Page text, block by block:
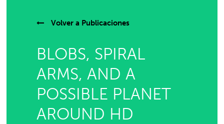
Volver a Publicaciones
BLOBS, SPIRAL
ARMS, AND A
POSSIBLE PLANET
AROUND HD